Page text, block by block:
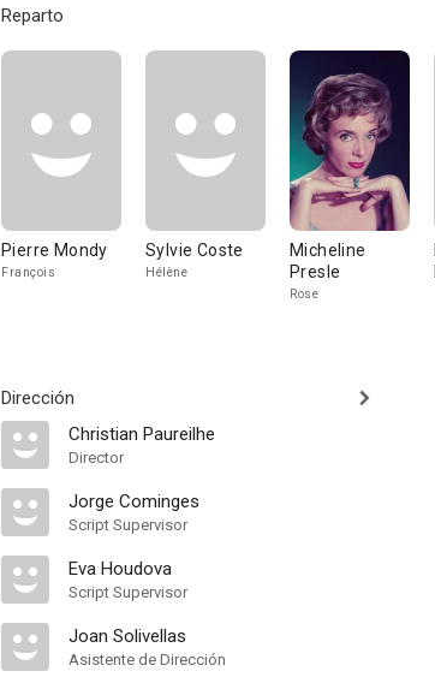
Reparto
Pierre Mondy
François
Sylvie Coste
Hélène
Micheline
Presle
Rose
Dirección
Christian Paureilhe
Director
Jorge Cominges
Script Supervisor
Eva Houdova
Script Supervisor
Joan Solivellas
Asistente de Dirección